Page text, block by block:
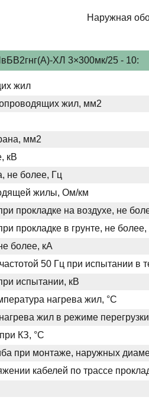
Наружная
ХЛ 3×300мк/25 - 10:
жил
жил, мм2
мм2
кВ
не более, Гц
жилы, Ом/км
прокладке на воздухе, не
прокладке в грунте, не более,
более, кА
50 Гц при испытании в
испытании, кВ
нагрева жил, °С
жил в режиме
КЗ, °С
при монтаже, наружных
кабелей по трассе